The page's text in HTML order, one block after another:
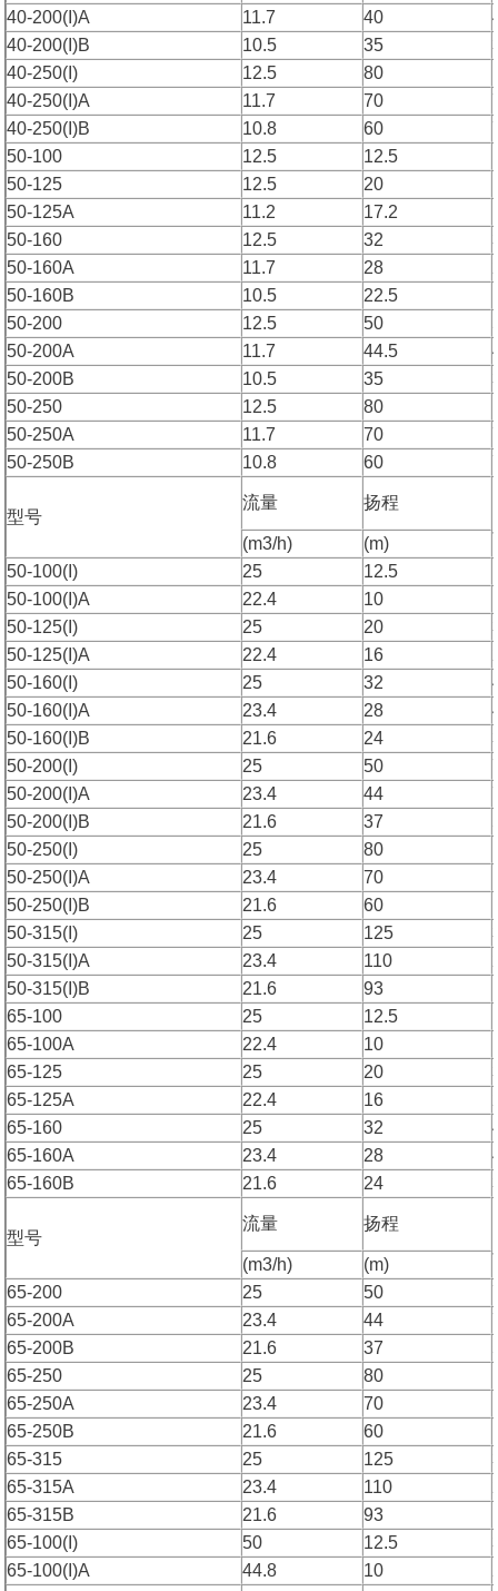
40-200(I)A
11.7 40
40-200(I)B
10.5 35
40-250(I)
12.5 80
40-250(I)A
11.7 70
40-250(I)B
10.8 60
50-100
12.5 12.5
50-125
12.5 20
50-125A
11.2 17.2
50-160
12.5 32
50-160A
11.7 28
50-160B
10.5 22.5
50-200
12.5 50
50-200A
11.7 44.5
50-200B
10.5 35
50-250
12.5 80
50-250A
11.7 70
50-250B
10.8 60
型号
流量 扬程
(m3/h)
(m)
50-100(I)
25 12.5
50-100(I)A
22.4 10
50-125(I)
25 20
50-125(I)A
22.4 16
50-160(I)
25 32
50-160(I)A
23.4 28
50-160(I)B
21.6 24
50-200(I)
25 50
50-200(I)A
23.4 44
50-200(I)B
21.6 37
50-250(I)
25 80
50-250(I)A
23.4 70
50-250(I)B
21.6 60
50-315(I)
25 125
50-315(I)A
23.4 110
50-315(I)B
21.6 93
65-100
25 12.5
65-100A
22.4 10
65-125
25 20
65-125A
22.4 16
65-160
25 32
65-160A
23.4 28
65-160B
21.6 24
型号
流量 扬程
(m3/h)
(m)
65-200
25 50
65-200A
23.4 44
65-200B
21.6 37
65-250
25 80
65-250A
23.4 70
65-250B
21.6 60
65-315
25 125
65-315A
23.4 110
65-315B
21.6 93
65-100(I)
50 12.5
65-100(I)A
44.8 10